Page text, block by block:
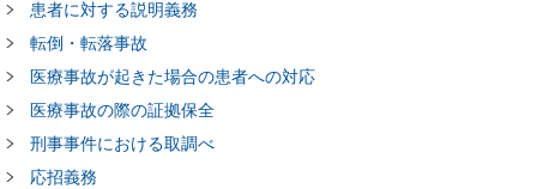
患者に対する説明義務
転倒・転落事故
医療事故が起きた場合の患者への対応
医療事故の際の証拠保全
刑事事件における取調べ
応招義務